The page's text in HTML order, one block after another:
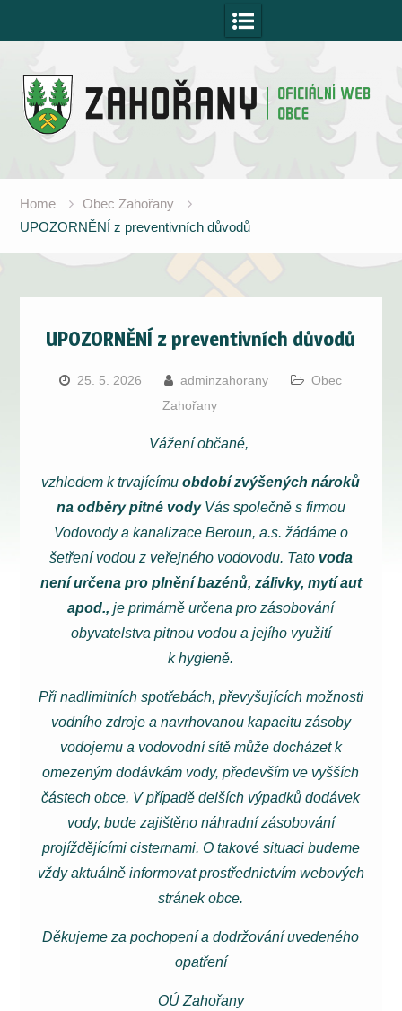
Home
Obec Zahořany
UPOZORNĚNÍ z preventivních důvodů
UPOZORNĚNÍ z preventivních důvodů
25. 5. 2026 adminzahorany
Obec
Zahořany
Vážení občané,
vzhledem k trvajícímu období zvýšených nároků
na odběry pitné vodyVás společně s firmou
Vodovody a kanalizace Beroun, a.s. žádáme o
šetření vodou z veřejného vodovodu. Tato voda
není určena pro plnění bazénů, zálivky, mytí aut
apod., je primárně určena pro zásobování
obyvatelstva pitnou vodou a jejího využití
k hygieně.
Při nadlimitních spotřebách, převyšujících možnosti
vodního zdroje a navrhovanou kapacitu zásoby
vodojemu a vodovodní sítě může docházet k
omezeným dodávkám vody, především ve vyšších
částech obce. V případě delších výpadků dodávek
vody, bude zajištěno náhradní zásobování
projíždějícími cisternami. O takové situaci budeme
vždy aktuálně informovat prostřednictvím webových
stránek obce.
Děkujeme za pochopení a dodržování uvedeného
opatření
OÚ Zahořany